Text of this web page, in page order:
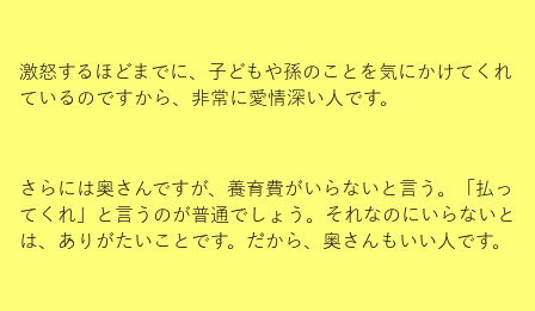
激怒するほどまでに、子どもや孫のことを気にかけてくれ
ているのですから、非常に愛情深い人です。
さらには奥さんですが、養育費がいらないと言う。「払っ
てくれ」と言うのが普通でしょう。それなのにいらないと
は、ありがたいことです。だから、奥さんもいい人です。